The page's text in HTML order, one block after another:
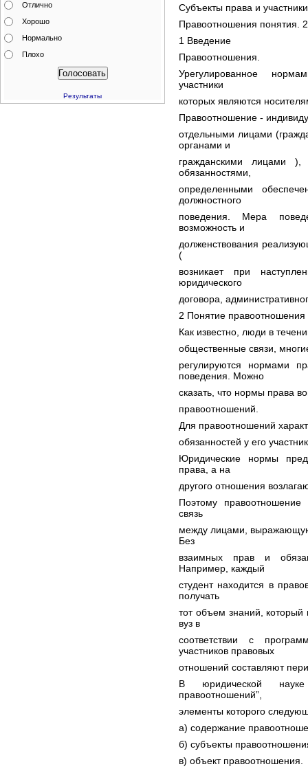
Субъекты права и
Правоотношения понятия.
1 Введение
Правоотношения.
Урегулированное
участники
которых являются
Правоотношение -
отдельными лицами
органами и
гражданскими лицами
обязанностями,
определенными
должностного
поведения. Мера
возможность и
долженствования
(
возникает при
юридического
договора,
2 Понятие правоотношения
Как известно, люди в
общественные связи,
регулируются нормами
поведения. Можно
сказать, что нормы права
правоотношений.
Для правоотношений
обязанностей у его
Юридические нормы
права, а на
другого отношения
Поэтому
связь
между лицами,
Без
взаимных прав и
Например, каждый
студент находится в
получать
тот объем знаний, который
вуз в
соответствии с
участников правовых
отношений составляют
В юридической науке
правоотношений”,
элементы которого
а) содержание
б) субъекты
в) объект правоотношения.
Отлично
Хорошо
Нормально
Плохо
Результаты